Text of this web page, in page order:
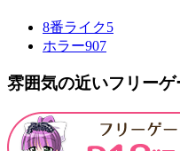
8番ライク5
ホラー907
雰囲気の近いフリーゲ